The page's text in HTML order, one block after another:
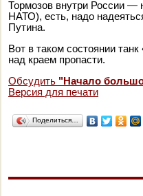
Тормозов внутри России
НАТО), есть, надо
Путина.
Вот в таком состоянии
над краем пропасти.
Обсудить "Начало
Версия для печати
Поделиться…